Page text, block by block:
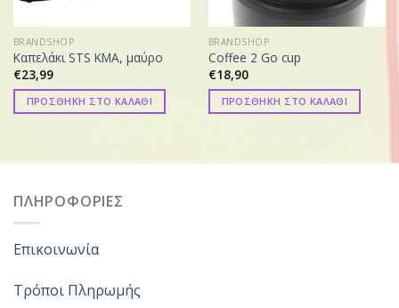
BRANDSHOP
Καπελάκι STS KMA, μαύρο
€23,99
ΠΡΟΣΘΗΚΗ ΣΤΟ ΚΑΛΑΘΙ
BRANDSHOP
Coffee 2 Go cup
€18,90
ΠΡΟΣΘΗΚΗ ΣΤΟ ΚΑΛΑΘΙ
ΠΛΗΡΟΦΟΡΙΕΣ
Επικοινωνία
Τρόποι Πληρωμής